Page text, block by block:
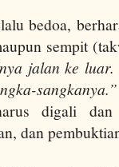
bedoa,
sempit
jalan ke
digali dan
dan